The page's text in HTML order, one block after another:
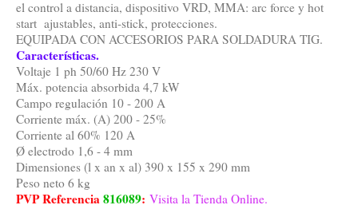
el control a distancia, dispositivo VRD, MMA: arc force y hot
start ajustables, anti-stick, protecciones.
EQUIPADA CON ACCESORIOS PARA SOLDADURA TIG.
Características.
Voltaje 1 ph 50/60 Hz 230 V
Máx. potencia absorbida 4,7 kW
Campo regulación 10 - 200 A
Corriente máx. (A) 200 - 25%
Corriente al 60% 120 A
Ø electrodo 1,6 - 4 mm
Dimensiones (l x an x al) 390 x 155 x 290 mm
Peso neto 6 kg
PVP Referencia816089: Visita la Tienda Online.